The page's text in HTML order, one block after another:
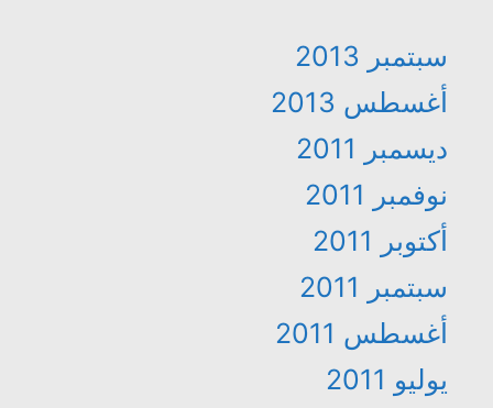
سبتمبر 2013
أغسطس 2013
ديسمبر 2011
نوفمبر 2011
أكتوبر 2011
سبتمبر 2011
أغسطس 2011
يوليو 2011